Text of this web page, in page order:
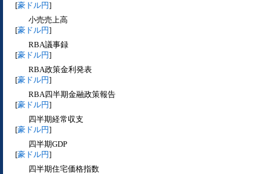
[豪ドル円]
小売売上高
[豪ドル円]
RBA議事録
[豪ドル円]
RBA政策金利発表
[豪ドル円]
RBA四半期金融政策報告
[豪ドル円]
四半期経常収支
[豪ドル円]
四半期GDP
[豪ドル円]
四半期住宅価格指数